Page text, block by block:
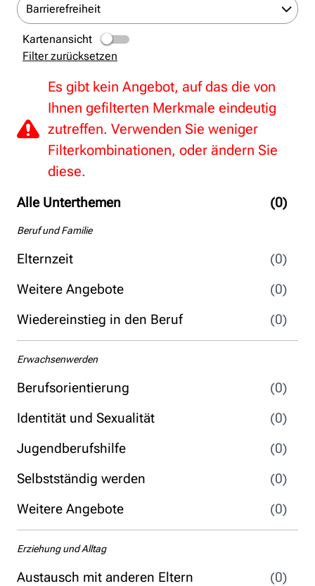
Alle Unterthemen (0)
Beruf und Familie
Elternzeit
(0)
Weitere Angebote
(0)
Wiedereinstieg in den Beruf
(0)
Erwachsenwerden
Berufsorientierung
(0)
Identität und Sexualität
(0)
Jugendberufshilfe
(0)
Selbstständig werden
(0)
Weitere Angebote
(0)
Erziehung und Alltag
Austausch mit anderen Eltern
(0)
Barrierefreiheit
Kartenansicht
Filter zurücksetzen
Es gibt kein Angebot, auf das die von
Ihnen gefilterten Merkmale eindeutig
zutreffen. Verwenden Sie weniger
Filterkombinationen, oder ändern Sie
diese.